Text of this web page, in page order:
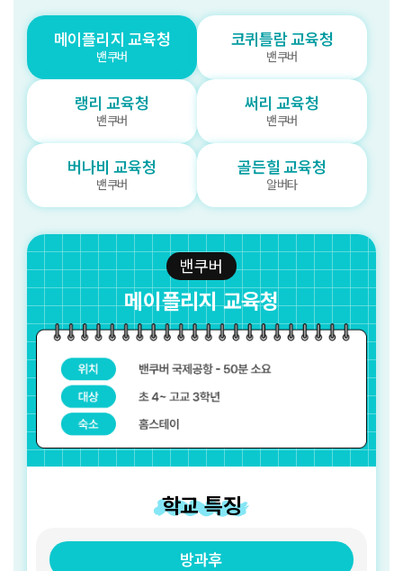
메이플리지 교육청
밴쿠버
코퀴틀람 교육청
밴쿠버
랭리 교육청
밴쿠버
써리 교육청
밴쿠버
버나비 교육청
밴쿠버
골든힐 교육청
알버타
밴쿠버
메이플리지 교육청
학교 특징
방과후